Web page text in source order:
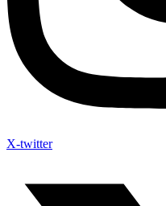
X-twitter